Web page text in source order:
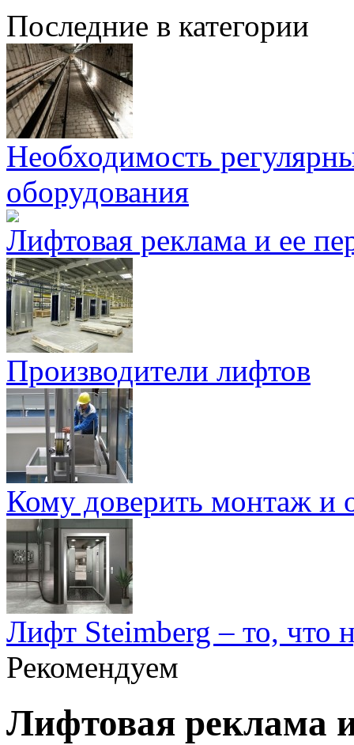
Последние в категории
Необходимость
оборудования
Лифтовая реклама и ее
Производители лифтов
Кому доверить монтаж и
Лифт Steimberg – то, что
Рекомендуем
Лифтовая реклама